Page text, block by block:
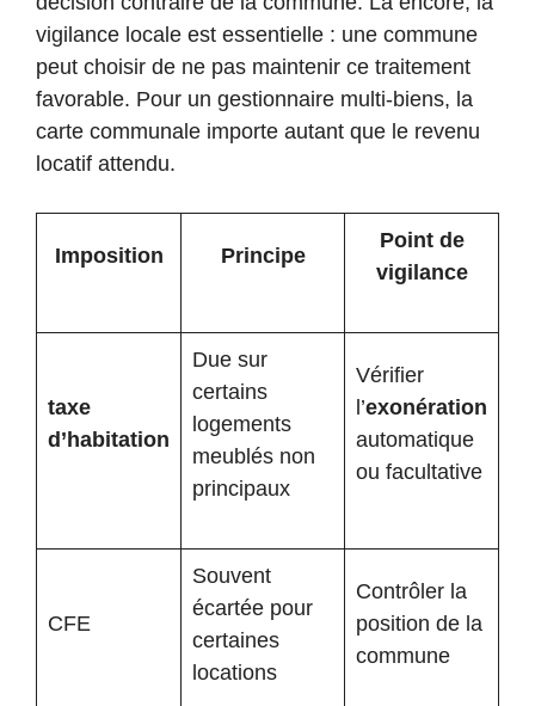
vigilance locale est essentielle : une commune
peut choisir de ne pas maintenir ce traitement
favorable. Pour un gestionnaire multi-biens, la
carte communale importe autant que le revenu
locatif attendu.
Imposition Principe
Point de
vigilance
taxe
d’habitation
Due sur
certains
logements
meublés non
principaux
Vérifier
l’exonération
automatique
ou facultative
CFE
Souvent
écartée pour
certaines
locations
Contrôler la
position de la
commune